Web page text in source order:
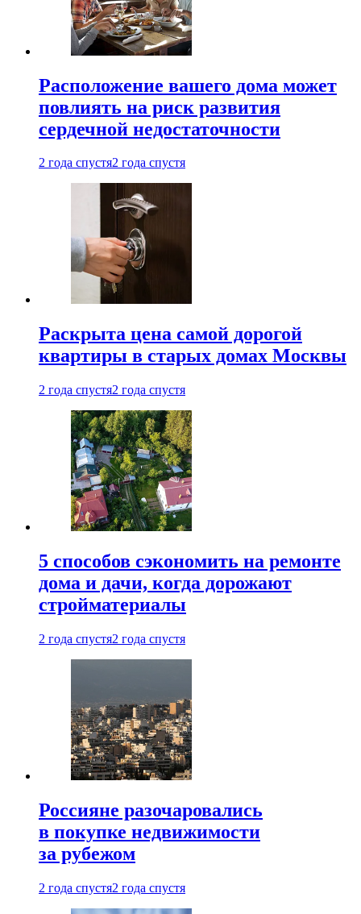
Расположение вашего дома может
повлиять на риск развития
сердечной недостаточности
2 года спустя2 года спустя
Раскрыта цена самой дорогой
квартиры в старых домах Москвы
2 года спустя2 года спустя
5 способов сэкономить на ремонте
дома и дачи, когда дорожают
стройматериалы
2 года спустя2 года спустя
Россияне разочаровались
в покупке недвижимости
за рубежом
2 года спустя2 года спустя